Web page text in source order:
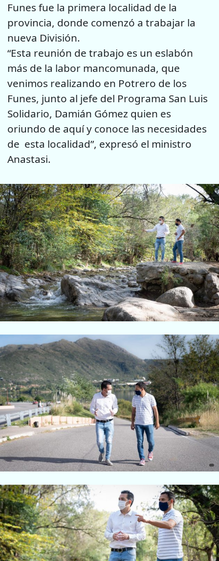
Funes fue la primera localidad de la
provincia, donde comenzó a trabajar la
nueva División.
“Esta reunión de trabajo es un eslabón
más de la labor mancomunada, que
venimos realizando en Potrero de los
Funes, junto al jefe del Programa San Luis
Solidario, Damián Gómez quien es
oriundo de aquí y conoce las necesidades
de esta localidad”, expresó el ministro
Anastasi.